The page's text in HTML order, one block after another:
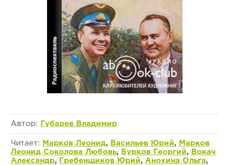
Автор: Губарев Владимир
Читает: Марков Леонид, Васильев Юрий,
Марков
Леонид Соколова Любовь, Бурков Георгий,
Вокач
Александр, Гребенщиков Юрий, Анохина Ольга,